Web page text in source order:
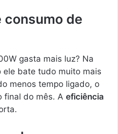
consumo de
gasta mais luz? Na
ele bate tudo muito mais
menos tempo ligado, o
final do mês. A eficiência